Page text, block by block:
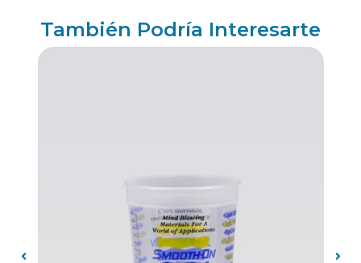
También Podría Interesarte